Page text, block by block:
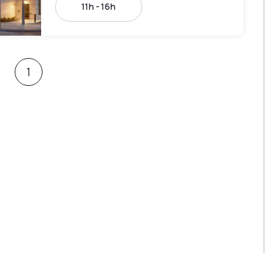
11h - 16h
1